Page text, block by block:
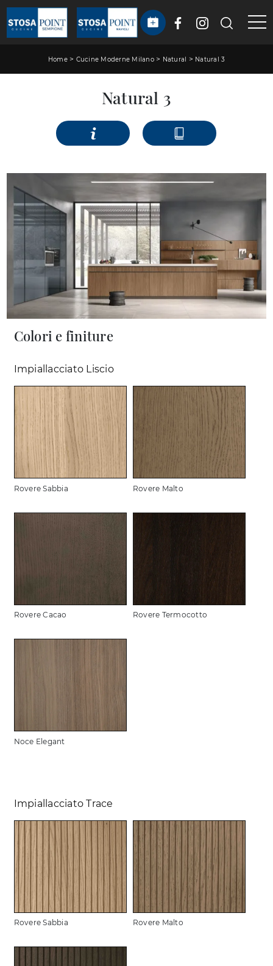
Home> Cucine Moderne Milano> Natural > Natural 3
Natural 3
Colori e finiture
Impiallacciato Liscio
Rovere Sabbia Rovere Malto
Rovere Cacao Rovere Termocotto
Noce Elegant
Impiallacciato Trace
Rovere Sabbia Rovere Malto